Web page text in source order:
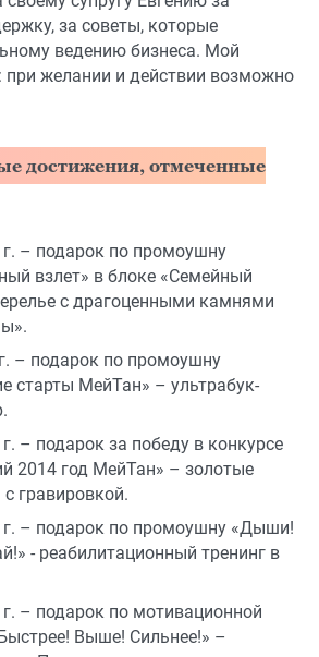
за советы, которые
ведению бизнеса. Мой
желании и действии возможно
достижения, отмеченные
г. – подарок по промоушну
взлет» в блоке «Семейный
с драгоценными камнями
– подарок по промоушну
старты МейТан» – ультрабук-
– подарок за победу в конкурсе
2014 год МейТан» – золотые
гравировкой.
г. – подарок по промоушну «Дыши!
- реабилитационный тренинг в
– подарок по мотивационной
Выше! Сильнее!» –